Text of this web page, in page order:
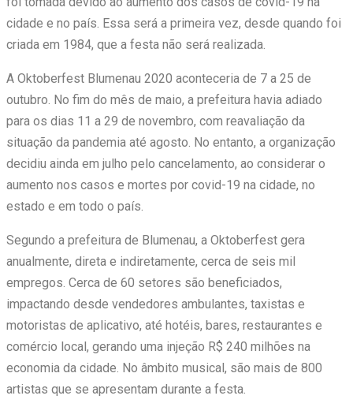
cidade e no país. Essa será a primeira vez, desde quando foi
criada em 1984, que a festa não será realizada.
A Oktoberfest Blumenau 2020 aconteceria de 7 a 25 de
outubro. No fim do mês de maio, a prefeitura havia adiado
para os dias 11 a 29 de novembro, com reavaliação da
situação da pandemia até agosto. No entanto, a organização
decidiu ainda em julho pelo cancelamento, ao considerar o
aumento nos casos e mortes por covid-19 na cidade, no
estado e em todo o país.
Segundo a prefeitura de Blumenau, a Oktoberfest gera
anualmente, direta e indiretamente, cerca de seis mil
empregos. Cerca de 60 setores são beneficiados,
impactando desde vendedores ambulantes, taxistas e
motoristas de aplicativo, até hotéis, bares, restaurantes e
comércio local, gerando uma injeção R$ 240 milhões na
economia da cidade. No âmbito musical, são mais de 800
artistas que se apresentam durante a festa.